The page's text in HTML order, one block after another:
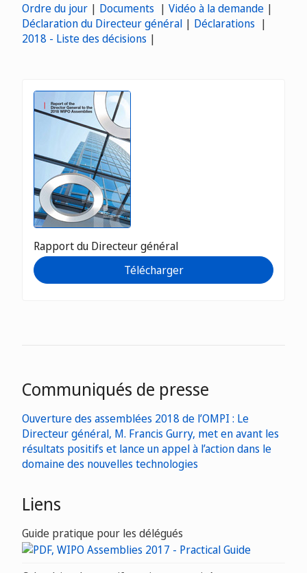
Ordre du jour | Documents | Vidéo à la demande |
Déclaration du Directeur général | Déclarations |
2018 - Liste des décisions |
Rapport du Directeur général
Télécharger
Communiqués de presse
Ouverture des assemblées 2018 de l’OMPI : Le
Directeur général, M. Francis Gurry, met en avant les
résultats positifs et lance un appel à l’action dans le
domaine des nouvelles technologies
Liens
Guide pratique pour les délégués